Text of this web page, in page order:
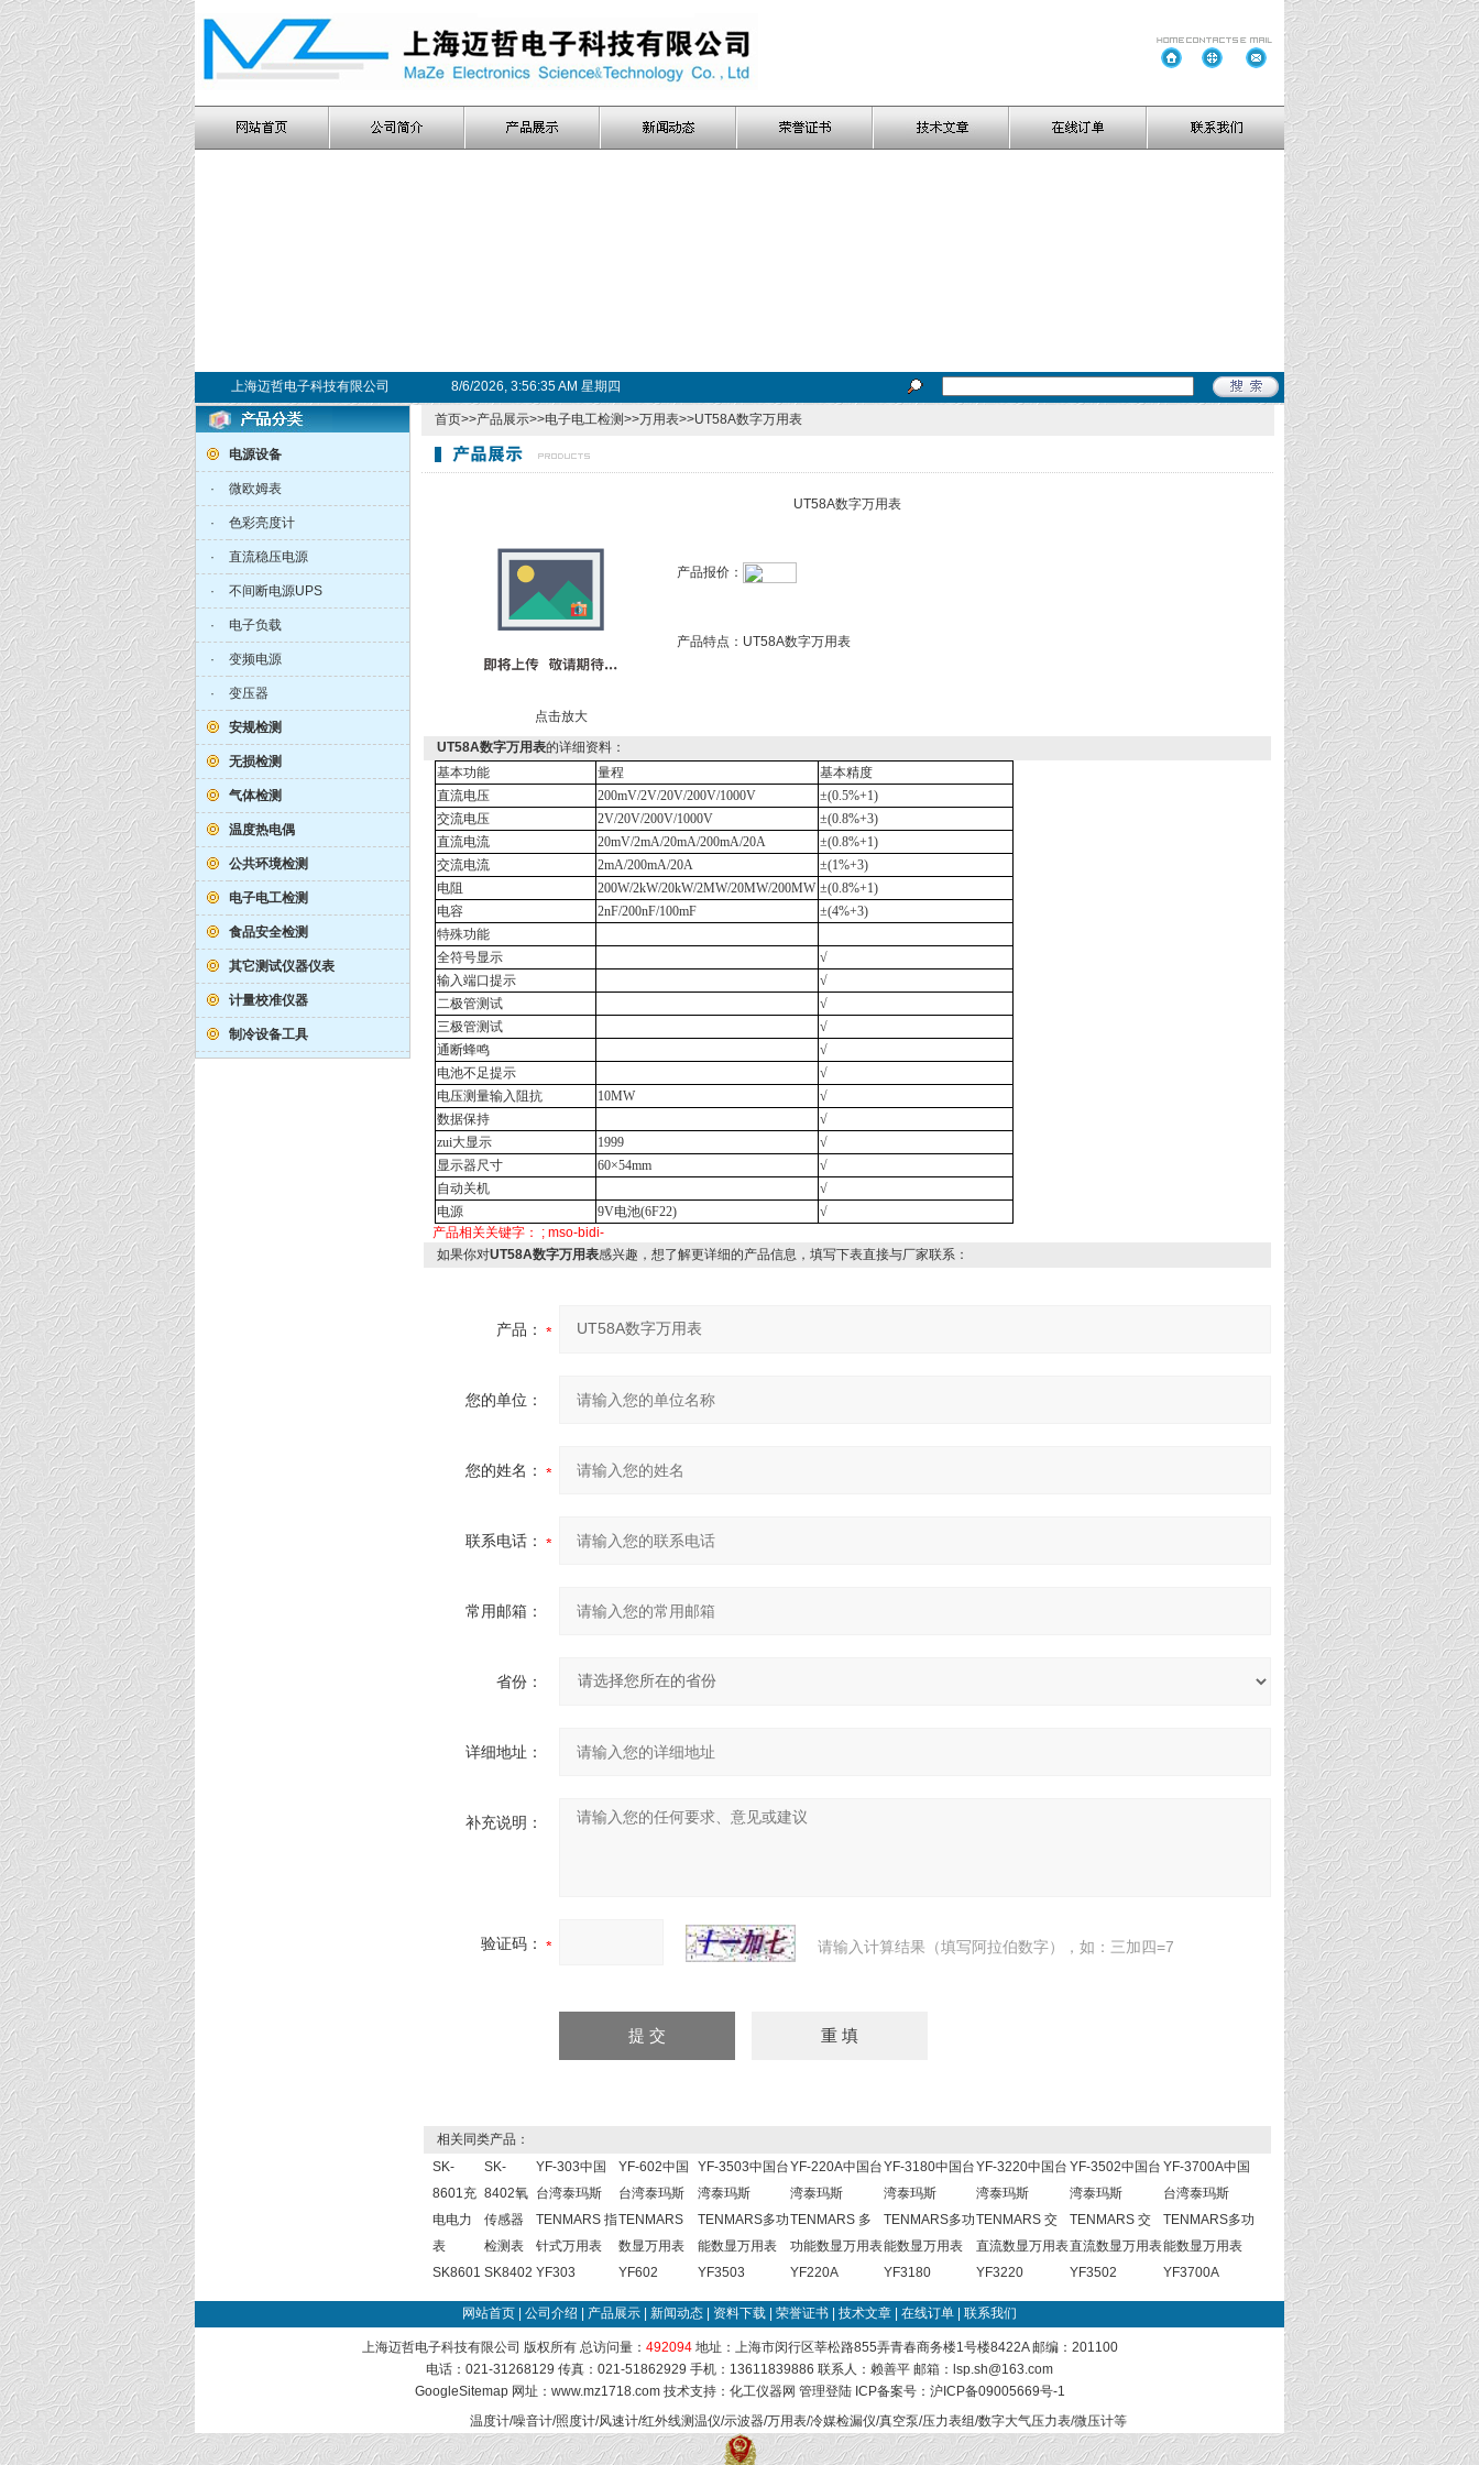
上海迈哲电子科技有限公司 8/6/2026, 3:56:36 AM 星期四
电源设备
· 微欧姆表
· 色彩亮度计
· 直流稳压电源
· 不间断电源UPS
· 电子负载
· 变频电源
· 变压器
安规检测
无损检测
气体检测
温度热电偶
公共环境检测
电子电工检测
食品安全检测
其它测试仪器仪表
计量校准仪器
制冷设备工具
首页>>产品展示>>电子电工检测>>万用表>>UT58A数字万用表
UT58A数字万用表
点击放大
产品报价：
产品特点： UT58A数字万用表
UT58A数字万用表的详细资料：
基本功能
量程
基本精度
直流电压
200mV/2V/20V/200V/1000V
±(0.5%+1)
交流电压
2V/20V/200V/1000V
±(0.8%+3)
直流电流
20mV/2mA/20mA/200mA/20A
±(0.8%+1)
交流电流
2mA/200mA/20A
±(1%+3)
电阻
200W/2kW/20kW/2MW/20MW/200MW ±(0.8%+1)
电容
2nF/200nF/100mF
±(4%+3)
特殊功能
全符号显示
√
输入端口提示
√
二极管测试
√
三极管测试
√
通断蜂鸣
√
电池不足提示
√
电压测量输入阻抗
10MW
√
数据保持
√
zui大显示
1999
√
显示器尺寸
60×54mm
√
自动关机
√
电源
9V电池(6F22)
√
产品相关关键字： ; mso-bidi-
如果你对UT58A数字万用表感兴趣，想了解更详细的产品信息，填写下表直接与厂家联系：
产品：
您的单位：
您的姓名：
联系电话：
常用邮箱：
省份：
详细地址：
补充说明：
验证码： 请输入计算结果（填写阿拉伯数字），如：三加四=7
相关同类产品：
SK-
8601充
电电力
表
SK8601
SK-
8402氧
传感器
检测表
SK8402
YF-303中国
台湾泰玛斯
TENMARS 指
针式万用表
YF303
YF-602中国
台湾泰玛斯
TENMARS
数显万用表
YF602
YF-3503中国台
湾泰玛斯
TENMARS多功
能数显万用表
YF3503
YF-220A中国台
湾泰玛斯
TENMARS 多
功能数显万用表
YF220A
YF-3180中国台
湾泰玛斯
TENMARS多功
能数显万用表
YF3180
YF-3220中国台
湾泰玛斯
TENMARS 交
直流数显万用表
YF3220
YF-3502中国台
湾泰玛斯
TENMARS 交
直流数显万用表
YF3502
YF-3700A中国
台湾泰玛斯
TENMARS多功
能数显万用表
YF3700A
网站首页 公司介绍 产品展示 新闻动态 资料下载 荣誉证书 技术文章 在线订单 联系我们
上海迈哲电子科技有限公司 版权所有 总访问量： 492094地址：上海市闵行区莘松路855弄青春商务楼1号楼8422A 邮编：201100
电话：021-31268129 传真：021-51862929 手机：13611839886 联系人：赖善平 邮箱： lsp.sh@163.com
GoogleSitemap网址：www.mz1718.com 技术支持： 化工仪器网 管理登陆ICP备案号： 沪ICP备09005669号-1
温度计/噪音计/照度计/风速计/红外线测温仪/示波器/万用表/冷媒检漏仪/真空泵/压力表组/数字大气压力表/微压计等